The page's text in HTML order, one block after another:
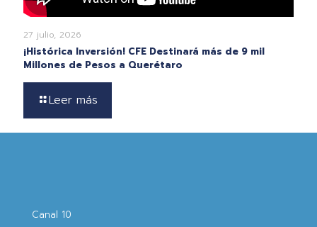
27 julio, 2026
¡Histórica Inversión! CFE Destinará más de 9 mil
Millones de Pesos a Querétaro
Leer más
Canal 10